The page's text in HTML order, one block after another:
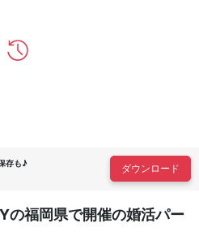
存も♪
ダウンロード
の福岡県で開催の婚活パー